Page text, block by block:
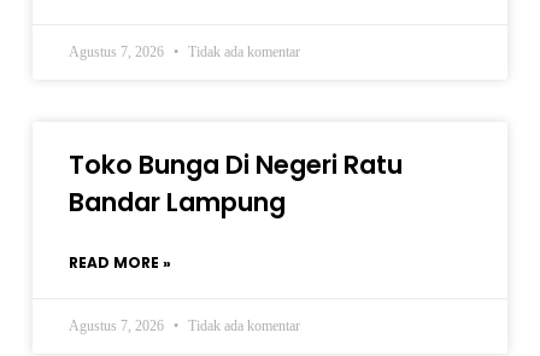
Agustus 7, 2026 Tidak ada komentar
Toko Bunga Di Negeri Ratu
Bandar Lampung
READ MORE »
Agustus 7, 2026 Tidak ada komentar